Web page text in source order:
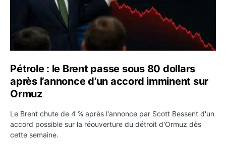
Pétrole : le Brent passe sous 80 dollars
après l’annonce d’un accord imminent sur
Ormuz
Le Brent chute de 4 % après l'annonce par Scott Bessent d'un
accord possible sur la réouverture du détroit d'Ormuz dès
cette semaine.